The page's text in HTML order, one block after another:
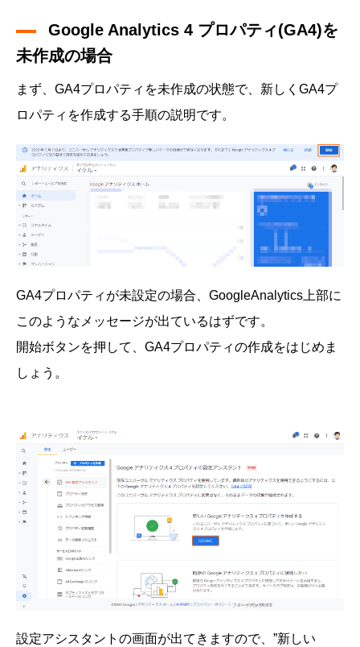
Google Analytics 4 プロパティ(GA4)を
未作成の場合
まず、GA4プロパティを未作成の状態で、新しくGA4プ
ロパティを作成する手順の説明です。
GA4プロパティが未設定の場合、GoogleAnalytics上部に
このようなメッセージが出ているはずです。
開始ボタンを押して、GA4プロパティの作成をはじめま
しょう。
設定アシスタントの画面が出てきますので、”新しい